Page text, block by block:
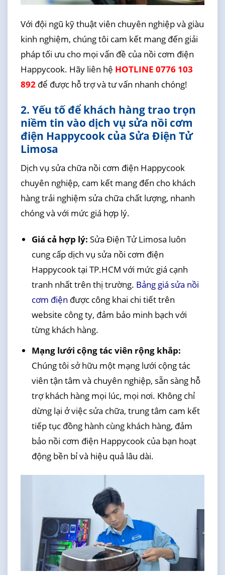
Với đội ngũ kỹ thuật viên chuyên nghiệp và giàu
kinh nghiệm, chúng tôi cam kết mang đến giải
pháp tối ưu cho mọi vấn đề của nồi cơm điện
Happycook. Hãy liên hệ HOTLINE 0776 103
892để được hỗ trợ và tư vấn nhanh chóng!
2. Yếu tố để khách hàng trao trọn
niềm tin vào dịch vụ sửa nồi cơm
điện Happycook của Sửa Điện Tử
Limosa
Dịch vụ sửa chữa nồi cơm điện Happycook
chuyên nghiệp, cam kết mang đến cho khách
hàng trải nghiệm sửa chữa chất lượng, nhanh
chóng và với mức giá hợp lý.
Giá cả hợp lý: Sửa Điện Tử Limosa luôn
cung cấp dịch vụ sửa nồi cơm điện
Happycook tại TP.HCM với mức giá cạnh
tranh nhất trên thị trường. Bảng giá sửa nồi
cơm điện được công khai chi tiết trên
website công ty, đảm bảo minh bạch với
từng khách hàng.
Mạng lưới cộng tác viên rộng khắp:
Chúng tôi sở hữu một mạng lưới cộng tác
viên tận tâm và chuyên nghiệp, sẵn sàng hỗ
trợ khách hàng mọi lúc, mọi nơi. Không chỉ
dừng lại ở việc sửa chữa, trung tâm cam kết
tiếp tục đồng hành cùng khách hàng, đảm
bảo nồi cơm điện Happycook của bạn hoạt
động bền bỉ và hiệu quả lâu dài.